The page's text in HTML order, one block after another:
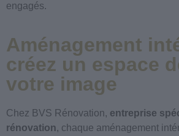
engagés.
Aménagement
créez un espace
votre image
Chez BVS Rénovation, entreprise
rénovation, chaque aménagement